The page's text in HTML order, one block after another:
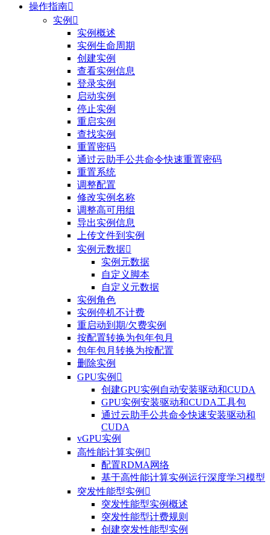
操作指南
实例 
实例概述
实例生命周期
创建实例
查看实例信息
登录实例
启动实例
停止实例
重启实例
查找实例
重置密码
通过云助手公共命令快速重置密码
重置系统
调整配置
修改实例名称
调整高可用组
导出实例信息
上传文件到实例
实例元数据
实例元数据
自定义脚本
自定义元数据
实例角色
实例停机不计费
重启动到期/欠费实例
按配置转换为包年包月
包年包月转换为按配置
删除实例
GPU实例 
创建GPU实例自动安装驱动和CUDA
GPU实例安装驱动和CUDA工具包
通过云助手公共命令快速安装驱动和
CUDA
vGPU实例
高性能计算实例 
配置RDMA网络
基于高性能计算实例运行深度学习模型
突发性能型实例 
突发性能型实例概述
突发性能型计费规则
创建突发性能型实例